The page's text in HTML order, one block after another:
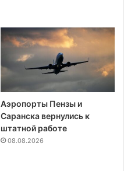
Аэропорты Пензы и
Саранска вернулись к
штатной работе
08.08.2026